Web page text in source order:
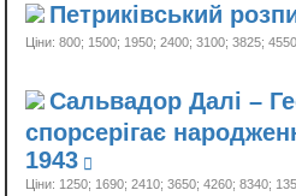
Петриківський
Ціни: 800; 1500; 1950; 2400; 3100; 3825;
Сальвадор Далі –
спорсерігає
1943
Ціни: 1250; 1690; 2410; 3650; 4260; 8340;